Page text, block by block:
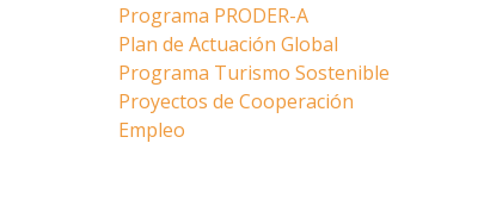
Programa PRODER-A
Plan de Actuación Global
Programa Turismo Sostenible
Proyectos de Cooperación
Empleo